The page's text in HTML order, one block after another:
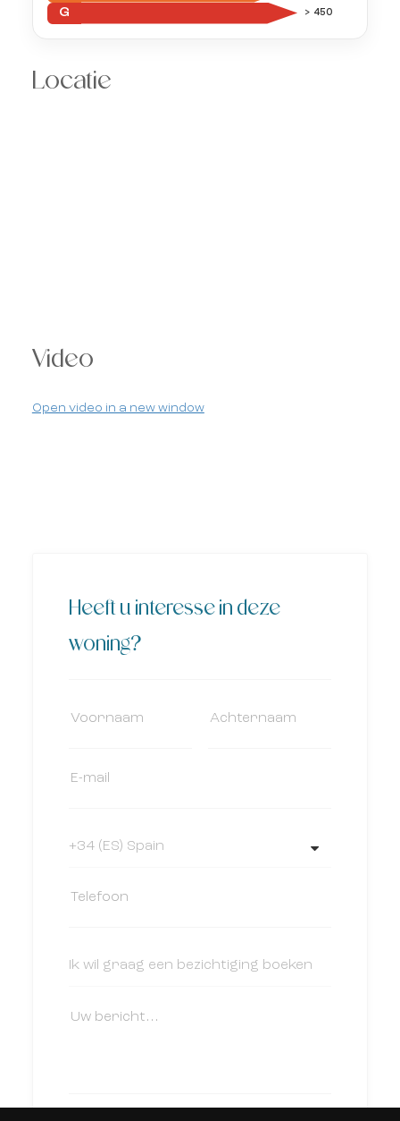
G > 450
Locatie
Video
Open video in a new window
Heeft u interesse in deze
woning?